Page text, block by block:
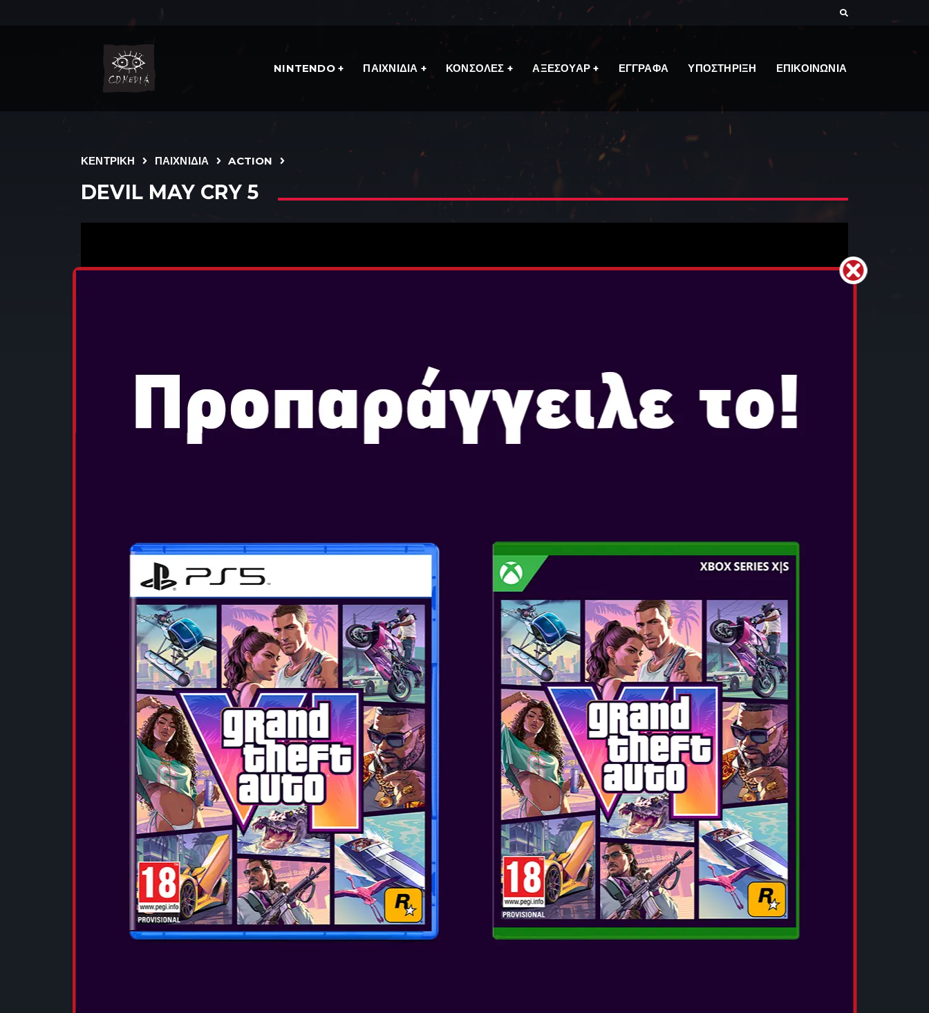
NINTENDO ΠΑΙΧΝΙΔΙΑ ΚΟΝΣΟΛΕΣ ΑΞΕΣΟΥΑΡ ΕΓΓΡΑΦΑ ΥΠΟΣΤΗΡΙΞΗ ΕΠΙΚΟΙΝΩΝΙΑ
ΚΕΝΤΡΙΚΗ ΠΑΙΧΝΙΔΙΑ ACTION
DEVIL MAY CRY 5
Ημερομηνία Κυκλοφορίας: Μαρ 8, 2019
Επιλογή Έκδοσης:
ΤΟ ΝΕΟ ΠΑΙΧΝΙΔΙ ΤΗΣ ΣΕΙΡΑΣ ΕΡΧΕΤΑΙ ΑΝΑΝΕΩΜΕΝΟ ΜΕ
ελπίδα της ανθρωπότητας βρίσκεται στα χέρια τριών μοναχικών κυνηγών
δαιμόνων. Ενωμένοι από τη μοίρα και τη δίψα τους για εκδίκηση, οι κυνηγοί
θα πρέπει να αντιμετωπίσουν τους προσωπικούς τους δαίμονες αν θέλουν
να επιζήσουν από τη μάχη.
Χαρακτηριστικά
Η θρυλική σειρά επιστρέφειμε τον αρχικό σκηνοθέτη, τον Hideaki
Itsuno, ως υπεύθυνο παραγωγής.
Μια μάχη μεταξύ του καλού και του κακού. Η δαιμονική εισβολή
ξεκινάει με τον σπόρο του 'δαιμονικού δέντρου' να ανθίζει στην πόλη Red
Grave. Αυτή η δαιμονική έφοδος πέφτει στην αντίληψη του Nero, του
νεαρού συμμάχου του Dante, ο οποίος όμως δεν έχει πλέον το δαιμονικό
του χέρι που ήταν και η βασική πηγή της δύναμης του. Το υπερφυσικό δράμα
συνεχίζεται καθώς ο Dante, ο γιος του δαίμονα Sparda, αναζητεί εκδίκηση
για την διαφθορά του αδελφού του και τον φόνο της μητέρας του.
Έντονη στυλιζαρισμένη δράση. Περιλαμβάνει τρεις χαρακτήρες με
τελείως διαφορετικά στυλ παιχνιδιού που αγωνίζονται να σώσουν την πόλη
που κατακλύζεται από δαίμονες.
Εντυπωσιακά γραφικά.Δημιουργημένο με την μηχανή RE που είναι
ιδιοκτησία της Capcom, η σειρά συνεχίζει να ανεβαίνει σε νέα ύψη
πιστότητας με γραφικά που χρησιμοποιούν φωτορεαλιστικά σχεδιασμένους
χαρακτήρες και εντυπωσιακά εφέ φωτισμού και περιβάλλοντος.
Αποτρέψτε τη δαιμονική εισβολή.Πολεμήστε ενάντια σε επικούς
εχθρούς σε έντονες μάχες μέσα στην χαοτική πόλη Red Grave.
Κυνηγός Δαιμόνων.Ο Nero, απόγονος του Sparda, νέος κυνηγός